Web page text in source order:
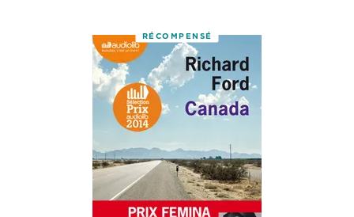
RÉCOMPENSÉ